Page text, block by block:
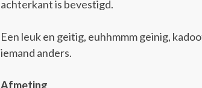
achterkant is bevestigd.
Een leuk en geitig, euhhmmm geinig,
iemand anders.
Afmeting